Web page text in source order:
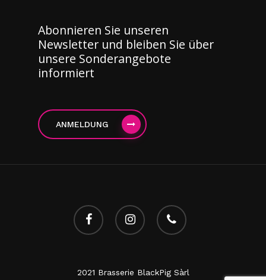
Abonnieren Sie unseren
Newsletter und bleiben Sie über
unsere Sonderangebote
informiert
ANMELDUNG
facebook instagram Telefon
2021 Brasserie BlackPig Sàrl